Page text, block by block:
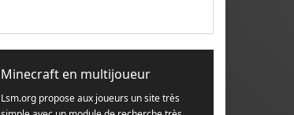
Minecraft en multijoueur
Lsm.org propose aux joueurs un site très